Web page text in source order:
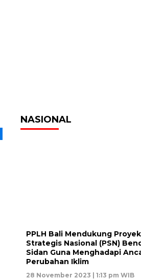
NASIONAL
PPLH Bali Mendukung Proyek
Strategis Nasional (PSN)
Sidan Guna Menghadapi
Perubahan Iklim
28 November 2023 | 1:13 pm WIB